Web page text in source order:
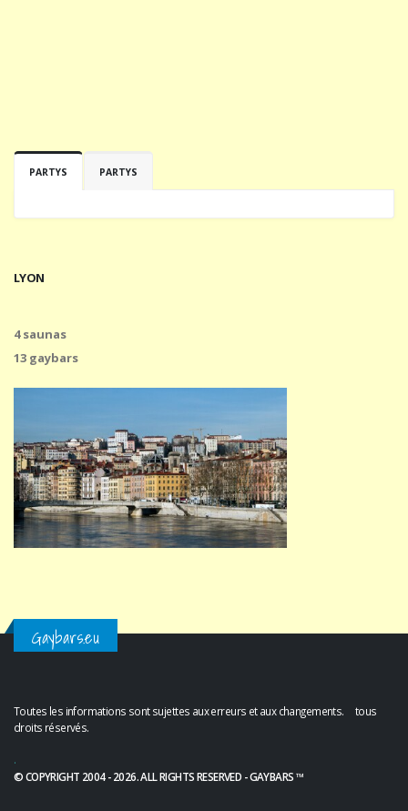
PARTYS PARTYS
LYON
4 saunas
13 gaybars
Gaybars.eu
Toutes les informations sont sujettes aux erreurs et aux changements. tous
droits réservés.
.
© COPYRIGHT 2004 - 2026. ALL RIGHTS RESERVED - GAYBARS ™